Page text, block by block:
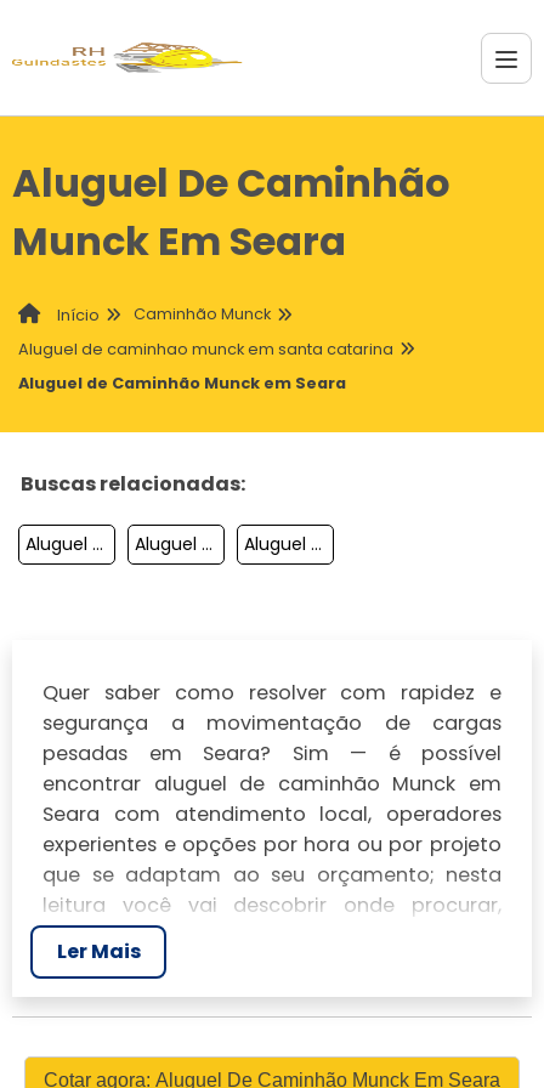
Aluguel De Caminhão
Munck Em Seara
Início
Caminhão Munck
Aluguel de caminhao munck em santa catarina
Aluguel de Caminhão Munck em Seara
Buscas relacionadas:
Aluguel De Caminhao Munck Em Penha Aluguel De Caminhao Munck Em Lages Aluguel De Caminhao Munck Em Rio Do Sul
Quer saber como resolver com rapidez e
segurança a movimentação de cargas
pesadas em Seara? Sim — é possível
encontrar aluguel de caminhão Munck em
Seara com atendimento local, operadores
experientes e opções por hora ou por projeto
que se adaptam ao seu orçamento; nesta
leitura você vai descobrir onde procurar,
como escolher o equipamento e o serviço
ideais, quais cuidados garantir para evitar
surpresas e como comparar preços e serviços
para poupar tempo e dinheiro na sua
mudança, obra ou transporte especializado.
Ler Mais
Cotar agora: Aluguel De Caminhão Munck Em Seara